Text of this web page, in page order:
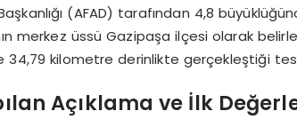
(AFAD) tarafından 4,8
merkez üssü Gazipaşa ilçesi olarak
34,79 kilometre derinlikte gerçekleştiği
Açıklama ve İlk